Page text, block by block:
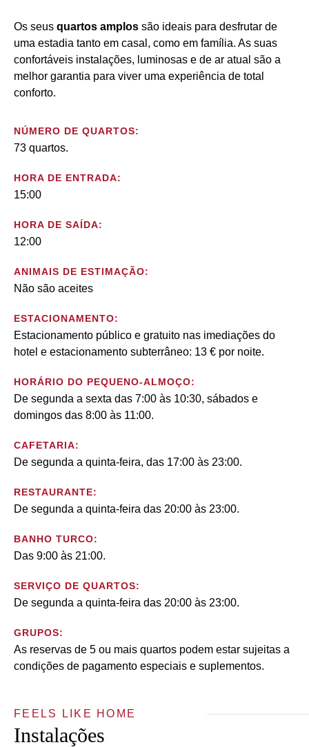
Os seus quartos amplos são ideais para desfrutar de
uma estadia tanto em casal, como em família. As suas
confortáveis instalações, luminosas e de ar atual são a
melhor garantia para viver uma experiência de total
conforto.
NÚMERO DE QUARTOS:
73 quartos.
HORA DE ENTRADA:
15:00
HORA DE SAÍDA:
12:00
ANIMAIS DE ESTIMAÇÃO:
Não são aceites
ESTACIONAMENTO:
Estacionamento público e gratuito nas imediações do
hotel e estacionamento subterrâneo: 13 € por noite.
HORÁRIO DO PEQUENO-ALMOÇO:
De segunda a sexta das 7:00 às 10:30, sábados e
domingos das 8:00 às 11:00.
CAFETARIA:
De segunda a quinta-feira, das 17:00 às 23:00.
RESTAURANTE:
De segunda a quinta-feira das 20:00 às 23:00.
BANHO TURCO:
Das 9:00 às 21:00.
SERVIÇO DE QUARTOS:
De segunda a quinta-feira das 20:00 às 23:00.
GRUPOS:
As reservas de 5 ou mais quartos podem estar sujeitas a
condições de pagamento especiais e suplementos.
FEELS LIKE HOME
Instalações